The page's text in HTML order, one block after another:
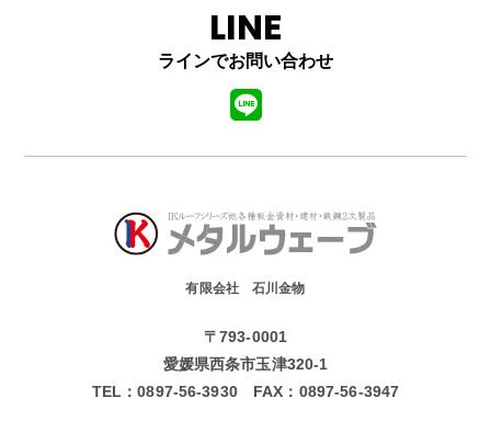
LINE
ラインでお問い合わせ
有限会社 石川金物
〒793-0001
愛媛県西条市玉津320-1
TEL：0897-56-3930FAX： 0897-56-3947